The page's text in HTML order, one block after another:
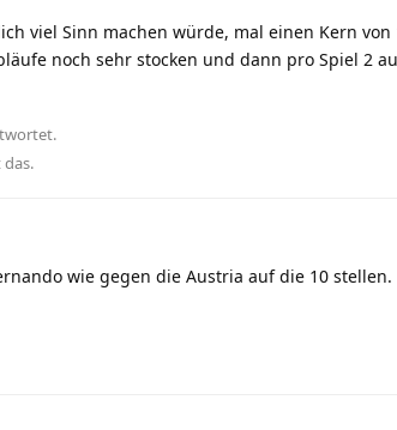
viel Sinn machen würde, mal einen Kern von
noch sehr stocken und dann pro Spiel 2
das.
wie gegen die Austria auf die 10 stellen.